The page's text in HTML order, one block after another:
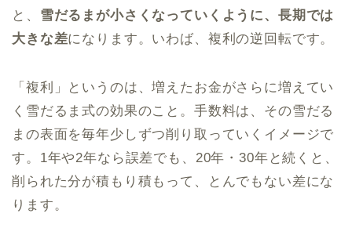
と、 雪だるまが小さくなっていくように、長期では
大きな差になります。いわば、複利の逆回転です。
「複利」というのは、増えたお金がさらに増えてい
く雪だるま式の効果のこと。手数料は、その雪だる
まの表面を毎年少しずつ削り取っていくイメージで
す。1年や2年なら誤差でも、20年・30年と続くと、
削られた分が積もり積もって、とんでもない差にな
ります。